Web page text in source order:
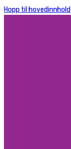
Hopp til hovedinnhold